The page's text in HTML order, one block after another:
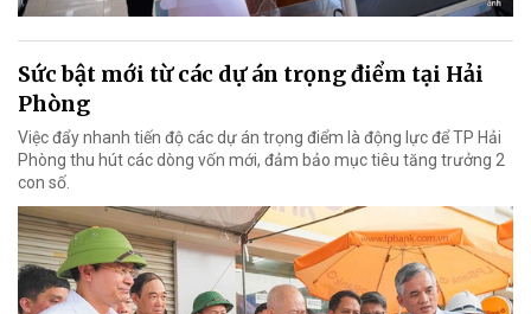
Sức bật mới từ các dự án trọng điểm tại Hải
Phòng
Việc đẩy nhanh tiến độ các dự án trọng điểm là động lực để TP Hải
Phòng thu hút các dòng vốn mới, đảm bảo mục tiêu tăng trưởng 2
con số.